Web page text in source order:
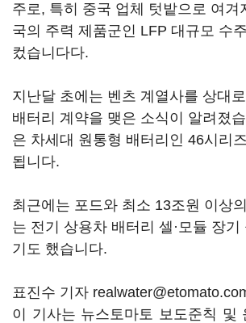
주로, 특히 중국 업체 텃밭으로 여겨
국의 주력 제품군인 LFP 대규모 수
컸습니다다.
지난달 초에는 벤츠 계열사를 상대
배터리 계약을 맺은 소식이 알려졌
은 차세대 원통형 배터리인 46시리
됩니다.
최근에는 포드와 최소 13조원 이상
는 전기 상용차 배터리 셀·모듈 장기
기도 했습니다.
표진수 기자
이 기사는 뉴스토마토 보도준칙 및